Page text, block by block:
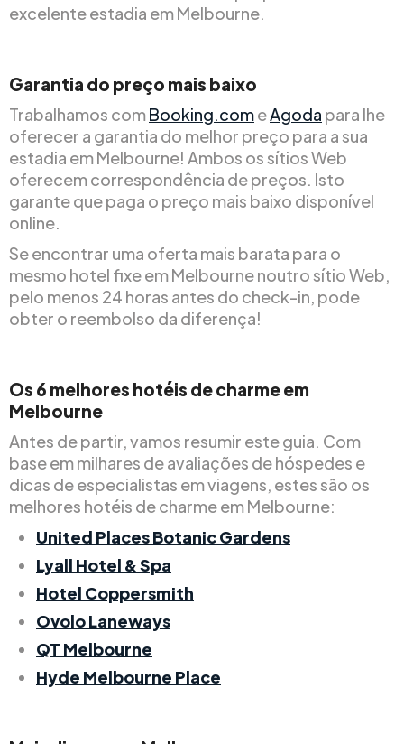
excelente estadia em Melbourne.
Garantia do preço mais baixo
Trabalhamos comBooking.comeAgoda para lhe
oferecer a garantia do melhor preço para a sua
estadia em Melbourne! Ambos os sítios Web
oferecem correspondência de preços. Isto
garante que paga o preço mais baixo disponível
online.
Se encontrar uma oferta mais barata para o
mesmo hotel fixe em Melbourne noutro sítio Web,
pelo menos 24 horas antes do check-in, pode
obter o reembolso da diferença!
Os 6 melhores hotéis de charme em
Melbourne
Antes de partir, vamos resumir este guia. Com
base em milhares de avaliações de hóspedes e
dicas de especialistas em viagens, estes são os
melhores hotéis de charme em Melbourne:
United Places Botanic Gardens
Lyall Hotel & Spa
Hotel Coppersmith
Ovolo Laneways
QT Melbourne
Hyde Melbourne Place